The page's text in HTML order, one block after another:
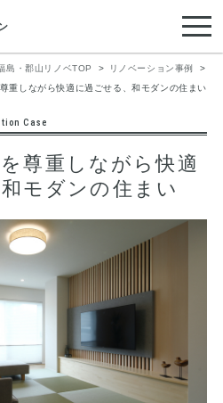
島・郡山リノベTOP
リノベーション事例
重しながら快適に過ごせる、和モダンの住まい
Case
尊重しながら快適
モダンの住まい